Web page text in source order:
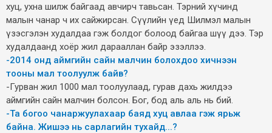
хуц, ухна шилж байгаад авчирч тавьсан. Тэрний хүчинд
малын чанар ч их сайжирсан. Сүүлийн үед Шилмэл малын
үзэсгэлэн худалдаа гэж болдог болоод байгаа шүү дээ. Тэр
худалдаанд хоёр жил дарааллан байр эзэллээ.
-2014 онд аймгийн сайн малчин болохдоо хичнээн
тооны мал тоолуулж байв?
-Гурван жил 1000 мал тоолуулаад, гурав дахь жилдээ
аймгийн сайн малчин болсон. Бог, бод аль аль нь бий.
-Та богоо чанаржуулахаар баяд хуц авлаа гэж ярьж
байна. Жишээ нь сарлагийн тухайд...?